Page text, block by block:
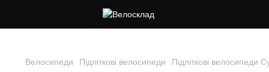
Велосипеди Підліткові велосипеди Підліткові велосипеди